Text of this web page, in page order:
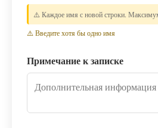
⚠️ Каждое имя с новой строки.
⚠️ Введите хотя бы одно имя
Примечание к записке